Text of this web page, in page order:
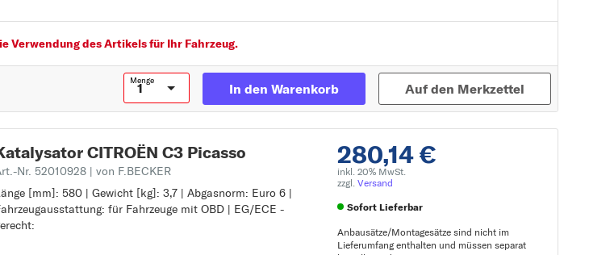
Zur Detailseite
Verwendung des Artikels für Ihr Fahrzeug.
Menge
In den Warenkorb Auf den Merkzettel
280,14 €
inkl. 20% MwSt.
zzgl. Versand
Sofort Lieferbar
Anbausätze/Montagesätze sind nicht im
Lieferumfang enthalten und müssen separat
CITROËN C3 Picasso
Nr. 52010928 | von F.BECKER
[mm]: 580 | Gewicht [kg]: 3,7 | Abgasnorm: Euro 6 |
für Fahrzeuge mit OBD | EG/ECE -
[mm]: 580
[kg]: 3,7
Euro 6